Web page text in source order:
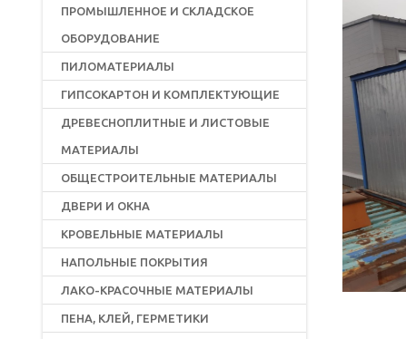
ПРОМЫШЛЕННОЕ И СКЛАДСКОЕ
ОБОРУДОВАНИЕ
ПИЛОМАТЕРИАЛЫ
ГИПСОКАРТОН И КОМПЛЕКТУЮЩИЕ
ДРЕВЕСНОПЛИТНЫЕ И ЛИСТОВЫЕ
МАТЕРИАЛЫ
ОБЩЕСТРОИТЕЛЬНЫЕ МАТЕРИАЛЫ
ДВЕРИ И ОКНА
КРОВЕЛЬНЫЕ МАТЕРИАЛЫ
НАПОЛЬНЫЕ ПОКРЫТИЯ
ЛАКО-КРАСОЧНЫЕ МАТЕРИАЛЫ
ПЕНА, КЛЕЙ, ГЕРМЕТИКИ